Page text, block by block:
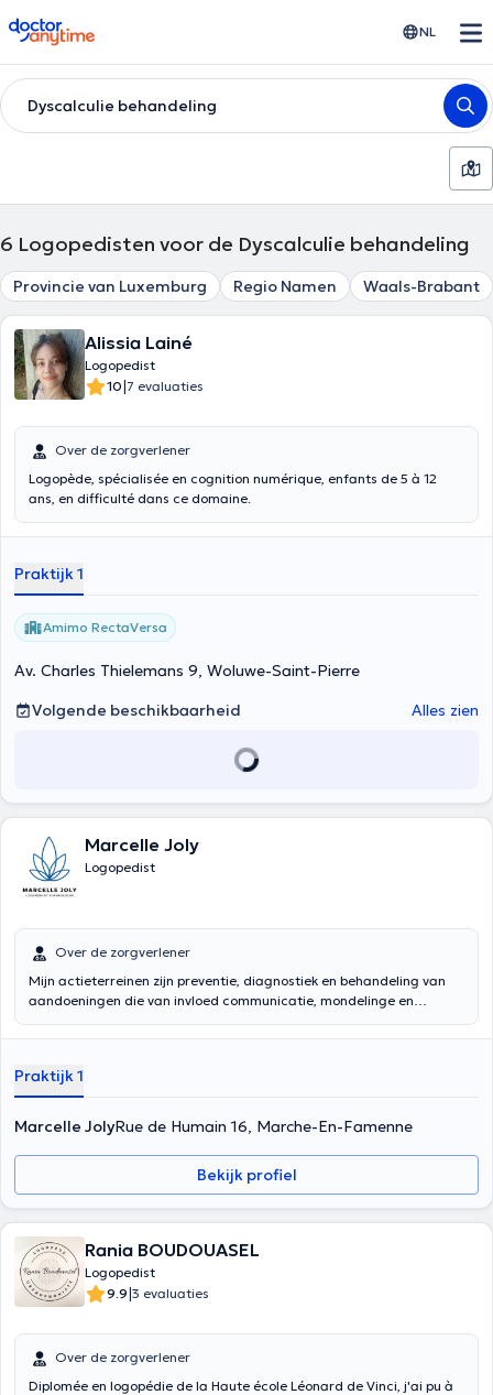
doctoranytime NL
Dyscalculie behandeling
6 Logopedisten voor de Dyscalculie behandeling
Provincie van Luxemburg Regio Namen Waals-Brabant
Alissia Lainé
Logopedist
10|7 evaluaties
Over de zorgverlener
Logopède, spécialisée en cognition numérique, enfants de 5 à 12
ans, en difficulté dans ce domaine.
Praktijk 1
Amimo RectaVersa
Av. Charles Thielemans 9, Woluwe-Saint-Pierre
Volgende beschikbaarheid
Alles zien
Marcelle Joly
Logopedist
Over de zorgverlener
Mijn actieterreinen zijn preventie, diagnostiek en behandeling van
aandoeningen die van invloed communicatie, mondelinge en
door google translate
Praktijk 1
Marcelle JolyRue de Humain 16, Marche-En-Famenne
Bekijk profiel
Rania BOUDOUASEL
Logopedist
9.9|3 evaluaties
Over de zorgverlener
Diplomée en logopédie de la Haute école Léonard de Vinci, j'ai pu à